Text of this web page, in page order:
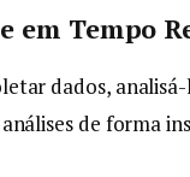
em Tempo
dados,
de forma